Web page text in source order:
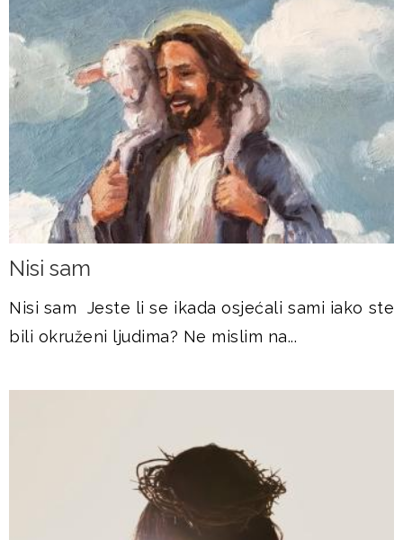
Nisi sam
Nisi sam Jeste li se ikada osjećali sami iako ste
bili okruženi ljudima? Ne mislim na...